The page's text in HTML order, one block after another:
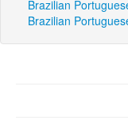
Brazilian
Brazilian